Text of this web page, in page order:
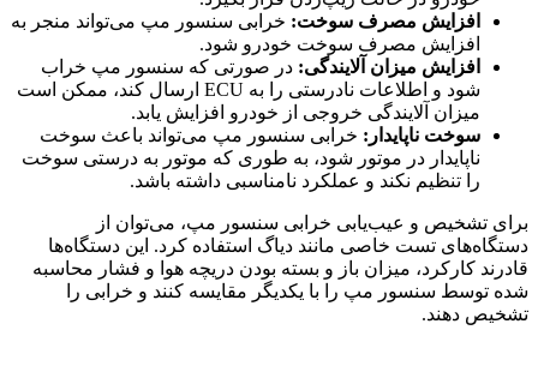
افزایش مصرف سوخت: خرابی سنسور مپ می‌تواند منجر به
افزایش مصرف سوخت خودرو شود.
افزایش میزان آلایندگی: در صورتی که سنسور مپ خراب
شود و اطلاعات نادرستی را به ECU ارسال کند، ممکن است
میزان آلایندگی خروجی از خودرو افزایش یابد.
سوخت ناپایدار: خرابی سنسور مپ می‌تواند باعث سوخت
ناپایدار در موتور شود، به طوری که موتور به درستی سوخت
را تنظیم نکند و عملکرد نامناسبی داشته باشد.
برای تشخیص و عیب‌یابی خرابی سنسور مپ، می‌توان از
دستگاه‌های تست خاصی مانند دیاگ استفاده کرد. این دستگاه‌ها
قادرند کارکرد، میزان باز و بسته بودن دریچه هوا و فشار محاسبه
شده توسط سنسور مپ را با یکدیگر مقایسه کنند و خرابی را
تشخیص دهند.